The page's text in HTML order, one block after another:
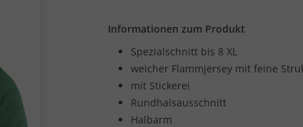
Informationen zum Produkt
Spezialschnitt bis 8 XL
weicher Flammjersey mit feine
mit Stickerei
Rundhalsausschnitt
Halbarm